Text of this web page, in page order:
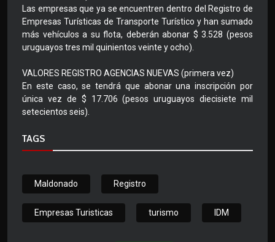
Las empresas que ya se encuentren dentro del Registro de
Empresas Turísticas de Transporte Turístico y han sumado
más vehículos a su flota, deberán abonar $ 3.528 (pesos
uruguayos tres mil quinientos veinte y ocho).
VALORES REGISTRO AGENCIAS NUEVAS (primera vez)
En este caso, se tendrá que abonar una inscripción por
única vez de $ 17.706 (pesos uruguayos diecisiete mil
setecientos seis).
TAGS
Maldonado Registro
Empresas Turisticas turismo IDM